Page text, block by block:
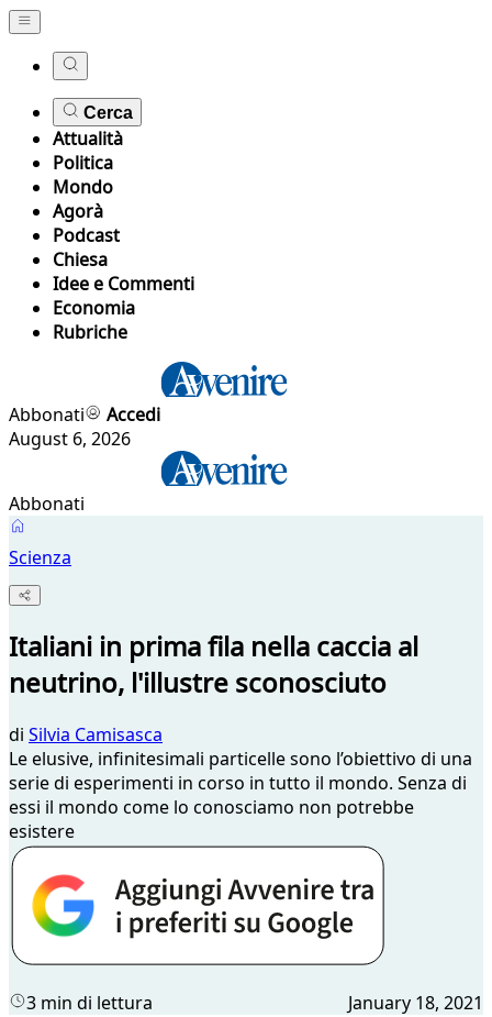
Cerca
Attualità
Politica
Mondo
Agorà
Podcast
Chiesa
Idee e Commenti
Economia
Rubriche
Abbonati
Accedi
August 6, 2026
Abbonati
Scienza
Italiani in prima fila nella caccia al
neutrino, l'illustre sconosciuto
di Silvia Camisasca
Le elusive, infinitesimali particelle sono l’obiettivo di una
serie di esperimenti in corso in tutto il mondo. Senza di
essi il mondo come lo conosciamo non potrebbe
esistere
3 min di lettura January 18, 2021